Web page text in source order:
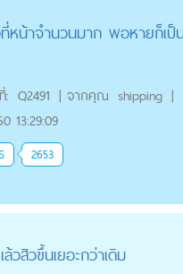
ที่หน้าจำนวนมาก พอหายก็เป็
: Q2491 | จากคุณ shipping |
13:29:09
2653
วสิวขึ้นเยอะกว่าเดิม